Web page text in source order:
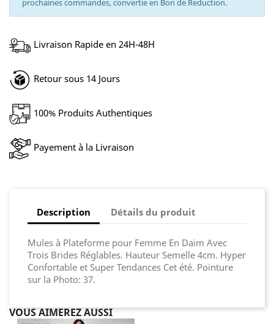
prochaines commandes, convertie en Bon de Reduction.
Livraison Rapide en 24H-48H
Retour sous 14 Jours
100% Produits Authentiques
Payement à la Livraison
Description Détails du produit
Mules à Plateforme pour Femme En Daim Avec
Trois Brides Réglables. Hauteur Semelle 4cm. Hyper
Confortable et Super Tendances Cet été. Pointure
sur la Photo: 37.
VOUS AIMEREZ AUSSI